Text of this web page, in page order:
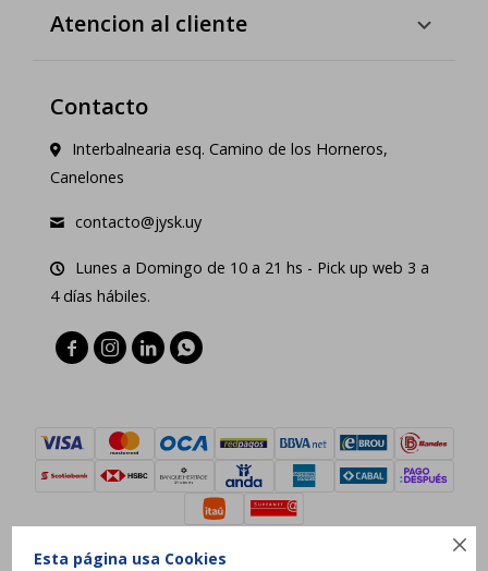

Esta página usa Cookies
Atencion al cliente
Contacto
Interbalnearia esq. Camino de los Horneros,
Canelones
contacto@jysk.uy
Lunes a Domingo de 10 a 21 hs - Pick up web 3 a
4 días hábiles.
   